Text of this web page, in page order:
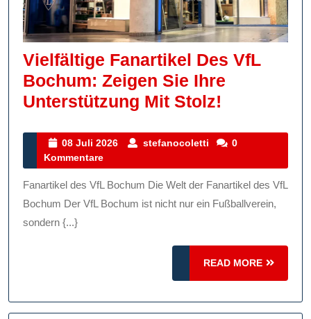
Vielfältige Fanartikel Des VfL
Bochum: Zeigen Sie Ihre
Unterstützung Mit Stolz!
Des
Bochum:
Zeigen
Ihre
Mit
Stolz!
08 Juli 2026
08
2026
stefanocoletti stefanocoletti
0
Kommentare
Fanartikel des VfL Bochum Die Welt der Fanartikel des VfL
Bochum Der VfL Bochum ist nicht nur ein Fußballverein,
sondern {...}
READ MORE
READ
MORE